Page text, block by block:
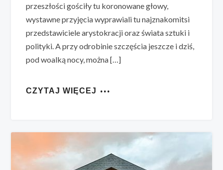
przeszłości gościły tu koronowane głowy,
wystawne przyjęcia wyprawiali tu najznakomitsi
przedstawiciele arystokracji oraz świata sztuki i
polityki. A przy odrobinie szczęścia jeszcze i dziś,
pod woalką nocy, można […]
CZYTAJ WIĘCEJ